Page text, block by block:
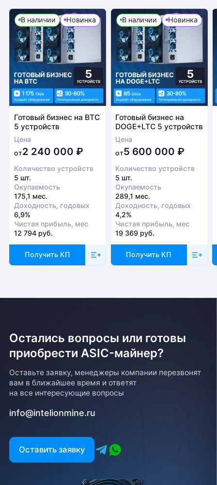
В наличии Новинка
Готовый бизнес на BTC
5 устройств
Цена
от2 240 000 ₽
Количество устройств
5 шт.
Окупаемость
175,1 мес.
Доходность, годовых
6,9%
Чистая прибыль, мес
12 794 руб.
Получить КП
В наличии Новинка
Готовый бизнес на
DOGE+LTC 5 устройств
Цена
от5 600 000₽
Количество устройств
5 шт.
Окупаемость
289,1 мес.
Доходность, годовых
4,2%
Чистая прибыль, мес
19 369 руб.
Получить КП
Остались вопросы или готовы
приобрести ASIC-майнер?
Оставьте заявку, менеджеры компании перезвонят
вам в ближайшее время и ответят
на все интересующие вопросы
info@intelionmine.ru
Оставить заявку